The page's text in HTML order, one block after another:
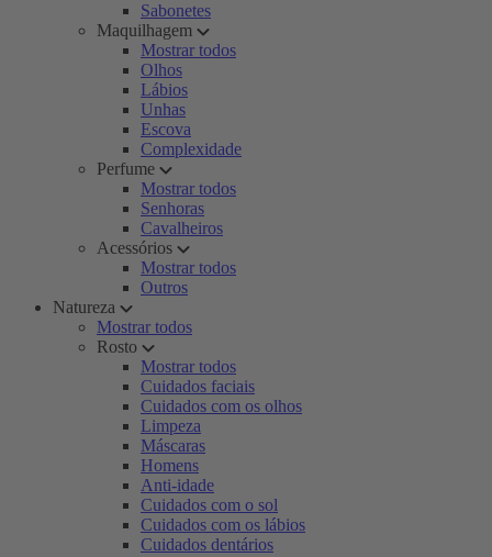
Sabonetes
Maquilhagem
Mostrar todos
Olhos
Lábios
Unhas
Escova
Complexidade
Perfume
Mostrar todos
Senhoras
Cavalheiros
Acessórios
Mostrar todos
Outros
Natureza
Mostrar todos
Rosto
Mostrar todos
Cuidados faciais
Cuidados com os olhos
Limpeza
Máscaras
Homens
Anti-idade
Cuidados com o sol
Cuidados com os lábios
Cuidados dentários